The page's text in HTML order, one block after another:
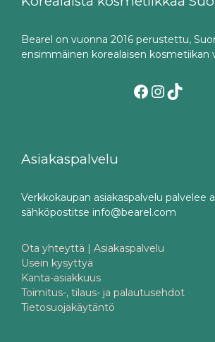
Bearel on vuonna 2016 perustettu,
ensimmäinen korealaisen kosmetiikan
Facebook
TikTok
Asiakaspalvelu
Verkkokaupan asiakaspalvelu palvelee
sähköpostitse info@bearel.com
Ota yhteyttä | Asiakaspalvelu
Usein kysyttyä
Kanta-asiakkuus
Toimitus-, tilaus- ja palautusehdot
Tietosuojakäytäntö